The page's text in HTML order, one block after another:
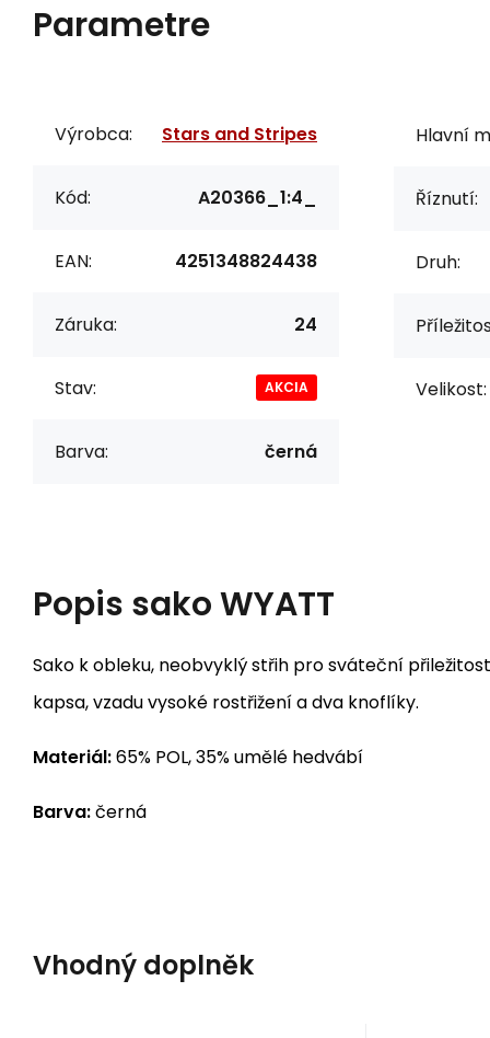
Parametre
Výrobca: Stars and Stripes
Kód: A20366_1:4_
EAN: 4251348824438
Záruka: 24
Stav: AKCIA
Barva: černá
Hlavní
Říznutí:
Druh:
Velikost:
Popis sako WYATT
Sako k obleku, neobvyklý střih pro sváteční
kapsa, vzadu vysoké rostřižení a dva knoflíky.
Materiál:65% POL, 35% umělé hedvábí
Barva:černá
Vhodný doplněk